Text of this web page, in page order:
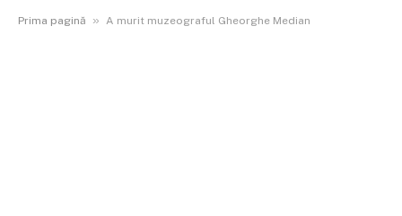
Prima pagină » A murit muzeograful Gheorghe Median